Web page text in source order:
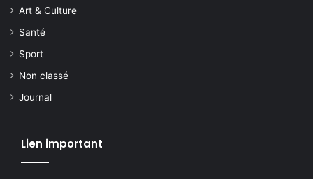
Art & Culture
Santé
Sport
Non classé
Journal
Lien important